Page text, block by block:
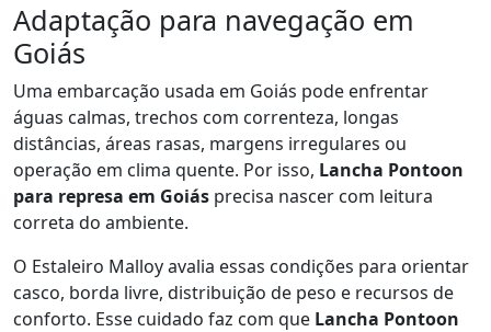
Adaptação para navegação em
Goiás
Uma embarcação usada em Goiás pode enfrentar
águas calmas, trechos com correnteza, longas
distâncias, áreas rasas, margens irregulares ou
operação em clima quente. Por isso, Lancha Pontoon
para represa em Goiás precisa nascer com leitura
correta do ambiente.
O Estaleiro Malloy avalia essas condições para orientar
casco, borda livre, distribuição de peso e recursos de
conforto. Esse cuidado faz com que Lancha Pontoon